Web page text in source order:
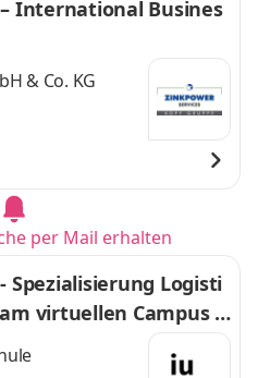
International Busines
& Co. KG
per Mail erhalten
Spezialisierung Logisti
virtuellen Campus -